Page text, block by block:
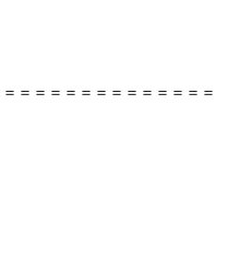
＝＝＝＝＝＝＝＝＝＝＝＝＝